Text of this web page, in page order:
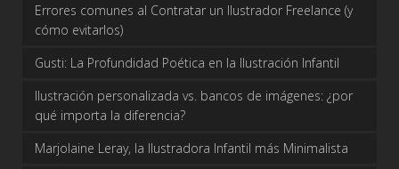
Errores comunes al Contratar un Ilustrador Freelance (y
cómo evitarlos)
Gusti: La Profundidad Poética en la Ilustración Infantil
Ilustración personalizada vs. bancos de imágenes: ¿por
qué importa la diferencia?
Marjolaine Leray, la Ilustradora Infantil más Minimalista